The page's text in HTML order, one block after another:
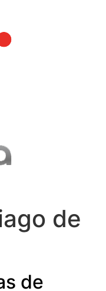
de
de